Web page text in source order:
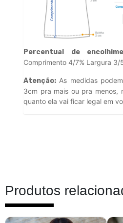
Percentual de
Comprimento 4/7% Largura 3/
Atenção: As medidas
3cm pra mais ou pra menos,
quanto ela vai ficar legal em
Produtos